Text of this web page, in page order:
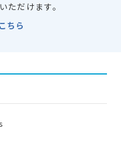
ただけます。
ちら